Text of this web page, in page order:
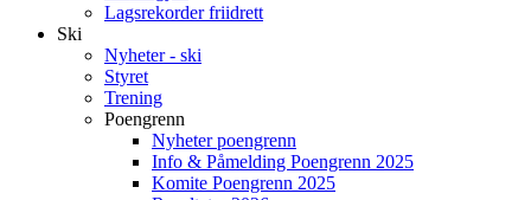
Lagsrekorder friidrett
Ski
Nyheter - ski
Styret
Trening
Poengrenn
Nyheter poengrenn
Info & Påmelding Poengrenn 2025
Komite Poengrenn 2025